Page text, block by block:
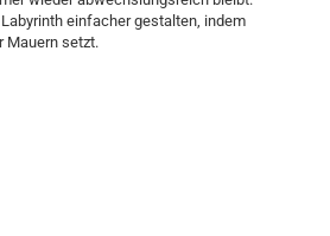
einfacher gestalten, indem
Mauern setzt.